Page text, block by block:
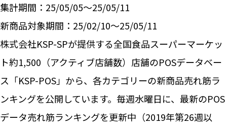
集計期間：25/05/05～25/05/11
新商品対象期間：25/02/10～25/05/11
株式会社KSP-SPが提供する全国食品スーパーマーケッ
ト約1,500（アクティブ店舗数）店舗のPOSデータベー
ス「KSP-POS」から、各カテゴリーの新商品売れ筋ラ
ンキングを公開しています。毎週水曜日に、最新のPOS
データ売れ筋ランキングを更新中（2019年第26週以